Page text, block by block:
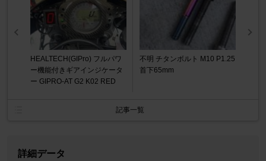
HEALTECH(GIPro) フルパワ
ー機能付きギアインジケータ
ー GIPRO-AT G2 K02 RED
不明 チタンボルト M10 P1.25
首下65mm
記事一覧
詳細データ